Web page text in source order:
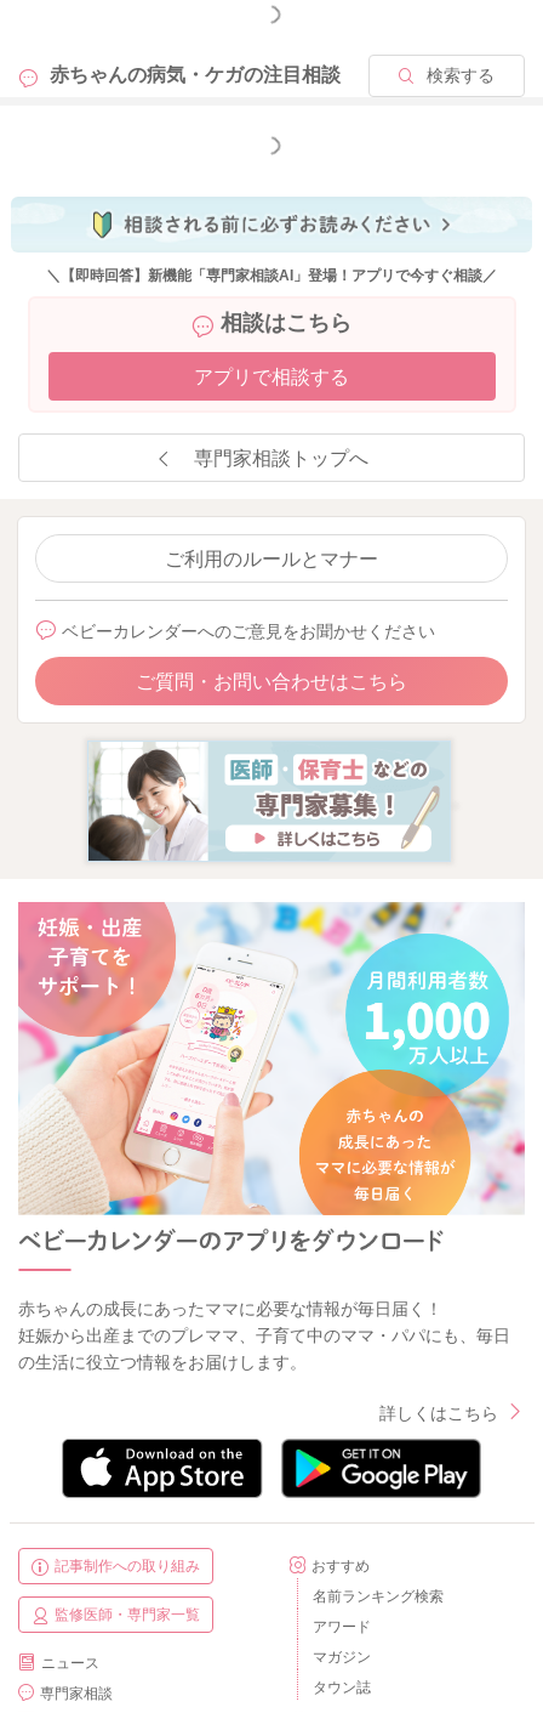
もっと見る
赤ちゃんの病気・ケガの注目相談 検索する
もっと見る
＼【即時回答】新機能「専門家相談AI」登場！アプリで今すぐ相談／
相談はこちら
アプリで相談する
専門家相談トップへ
ご利用のルールとマナー
ベビーカレンダーへのご意見をお聞かせください
ご質問・お問い合わせはこちら
赤ちゃんの成長にあったママに必要な情報が毎日届く！
妊娠から出産までのプレママ、子育て中のママ・パパにも、毎日
の生活に役立つ情報をお届けします。
詳しくはこちら
記事制作への取り組み
監修医師・専門家一覧
ニュース
専門家相談
おすすめ
名前ランキング検索
アワード
マガジン
タウン誌